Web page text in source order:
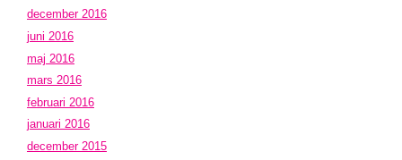
december 2016
juni 2016
maj 2016
mars 2016
februari 2016
januari 2016
december 2015